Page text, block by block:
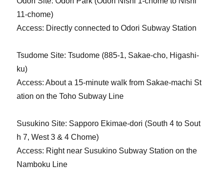
11-chome)
Access: Directly connected to Odori Subway Station
Tsudome Site: Tsudome (885-1, Sakae-cho, Higashi-
ku)
Access: About a 15-minute walk from Sakae-machi St
ation on the Toho Subway Line
Susukino Site: Sapporo Ekimae-dori (South 4 to Sout
h 7, West 3 & 4 Chome)
Access: Right near Susukino Subway Station on the
Namboku Line